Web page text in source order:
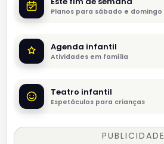
Planos para sábado e domingo
Agenda infantil
Atividades em família
Teatro infantil
Espetáculos para crianças
PUBLICIDADE